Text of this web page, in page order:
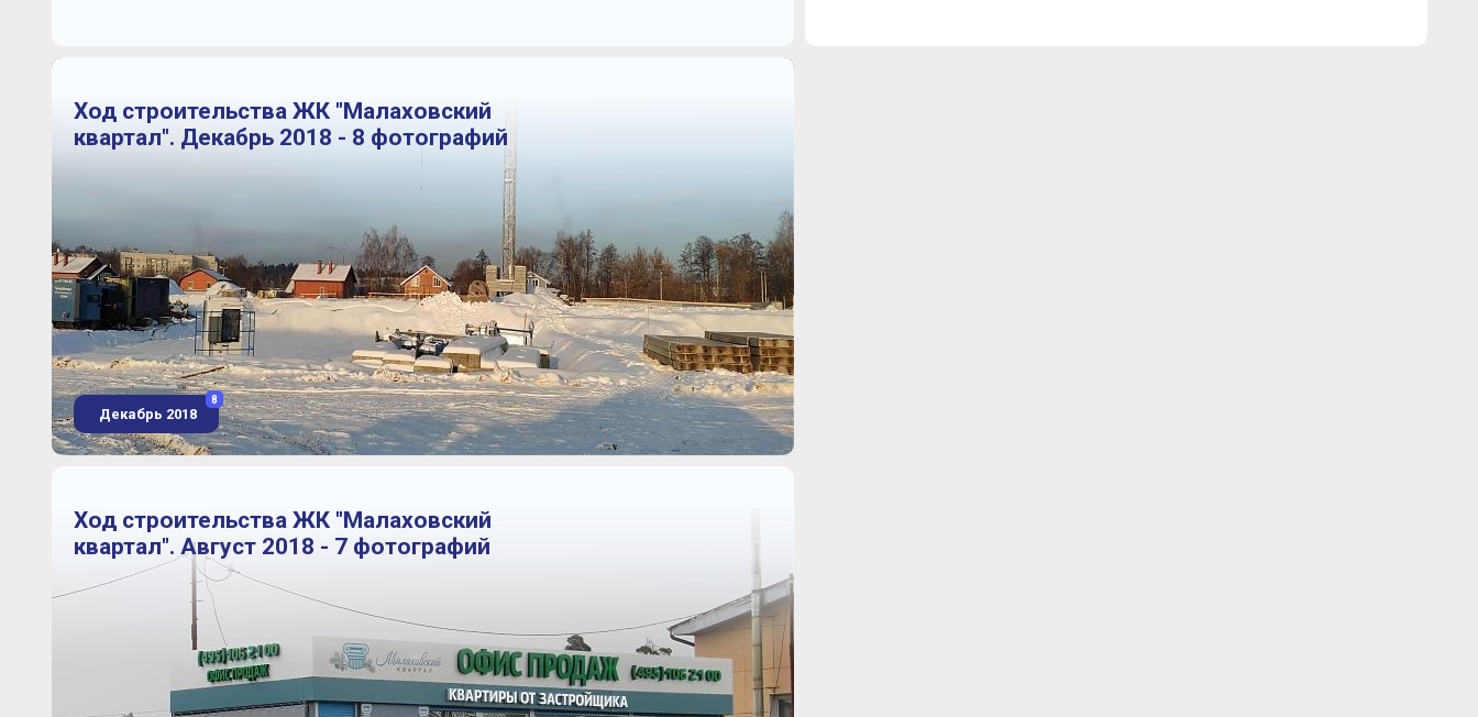
Ход строительства ЖК "Малаховский
квартал". Декабрь 2018 - 8 фотографий
Декабрь 2018
8
Ход строительства ЖК "Малаховский
квартал". Август 2018 - 7 фотографий